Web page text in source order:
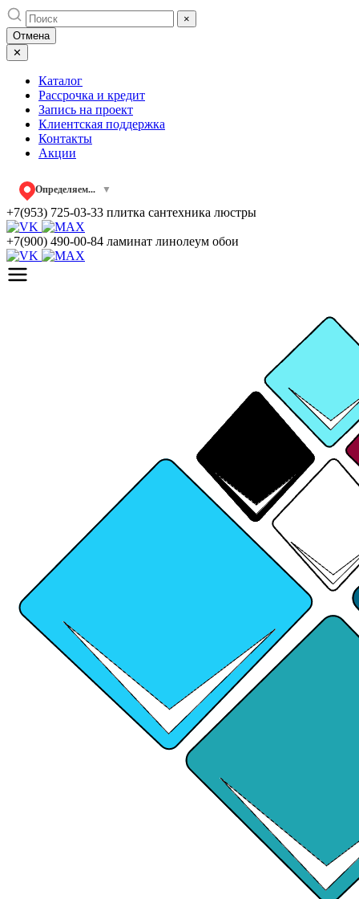
Skip
to
content
×
Отмена
✕
Каталог
Рассрочка и кредит
Запись на проект
Клиентская поддержка
Контакты
Акции
Определяем... ▼
+7(953) 725-03-33 плитка сантехника люстры
+7(900) 490-00-84 ламинат линолеум обои